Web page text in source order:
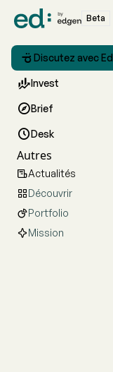
Beta
 Discutez avec Ed
Invest
Brief
Desk
Autres
Actualités
Découvrir
Portfolio
Mission